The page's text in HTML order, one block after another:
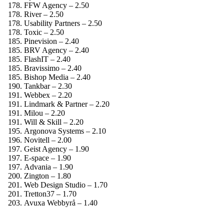
FFW Agency – 2.50
River – 2.50
Usability Partners – 2.50
Toxic – 2.50
Pinevision – 2.40
BRV Agency – 2.40
FlashIT – 2.40
Bravissimo – 2.40
Bishop Media – 2.40
Tankbar – 2.30
Webbex – 2.20
Lindmark & Partner – 2.20
Milou – 2.20
Will & Skill – 2.20
Argonova Systems – 2.10
Novitell – 2.00
Geist Agency – 1.90
E-space – 1.90
Advania – 1.90
Zington – 1.80
Web Design Studio – 1.70
Tretton37 – 1.70
Avuxa Webbyrå – 1.40